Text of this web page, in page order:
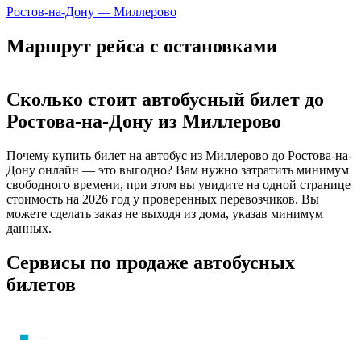
Ростов-на-Дону — Миллерово
Маршрут рейса с остановками
Сколько стоит автобусный билет до
Ростова-на-Дону из Миллерово
Почему купить билет на автобус из Миллерово до Ростова-на-
Дону онлайн — это выгодно? Вам нужно затратить минимум
свободного времени, при этом вы увидите на одной странице
стоимость на 2026 год у проверенных перевозчиков. Вы
можете сделать заказ не выходя из дома, указав минимум
данных.
Сервисы по продаже автобусных
билетов